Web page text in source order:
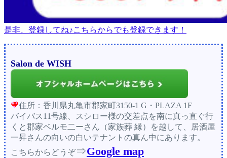
是非、登録してね♪こちらからでも登録できます！
Salon de WISH
住所：香川県丸亀市郡家町3150-1 G・PLAZA 1F
バイバス11号線、スシロー様の交差点を南に真っ直ぐ行
くと郡家ベルモ二ーさん（家族葬 縁）を越して、居酒屋
一昇さんの向いの白いテナントの真ん中にあります。
こちらからどうぞ⇒Google map